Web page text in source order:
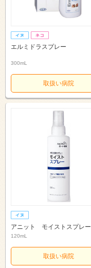
エルミドラスプレー
300mL
取扱い病院
アニット モイストスプレー
120mL
取扱い病院